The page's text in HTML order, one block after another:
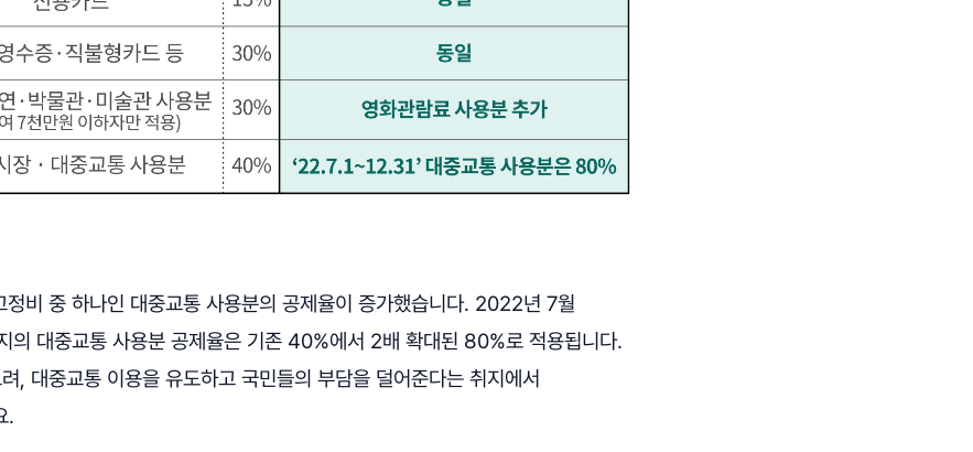
정비 중 하나인 대중교통 사용분의 공제율이 증가했습니다. 2022년 7월
의 대중교통 사용분 공제율은 기존 40%에서 2배 확대된 80%로 적용됩니다.
, 대중교통 이용을 유도하고 국민들의 부담을 덜어준다는 취지에서
.